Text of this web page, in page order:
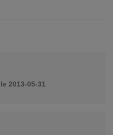
le 2013-05-31